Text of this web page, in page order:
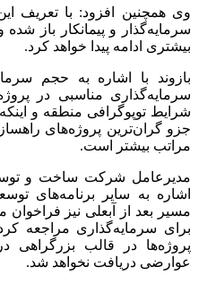
وی همچنین افزود: با تعریف
سرمایه‌گذار و پیمانکار باز
بیشتری ادامه پیدا خواهد کرد.
بازوند با اشاره به حجم
سرمایه‌گذاری مناسبی در
شرایط توپوگرافی منطقه و
جزو گران‌ترین پروژه‌های
مراتب بیشتر است.
مدیرعامل شرکت ساخت و
اشاره به سایر برنامه‌های
مسیر بعد از آبعلی نیز
برای سرمایه‌گذاری مراجعه
پروژه‌ها در قالب
عوارضی دریافت نخواهد شد.